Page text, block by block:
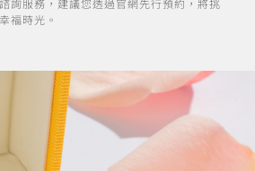
詢服務，建議您透過官網先行預約，將挑
福時光。